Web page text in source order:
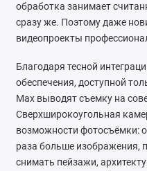
обработка занимает
сразу же. Поэтому даже
видеопроекты
Благодаря тесной
обеспечения, доступной
Max выводят съемку на
Сверхширокоугольная
возможности фотосъёмки:
раза больше изображения,
снимать пейзажи,